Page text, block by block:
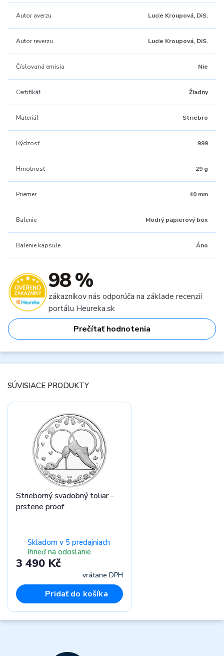
Autor averzu Lucie Kroupová, DiS.
Autor reverzu Lucie Kroupová, DiS.
Číslovaná emisia Nie
Certifikát Žiadny
Materiál Striebro
Rýdzosť 999
Hmotnosť 29 g
Priemer 40 mm
Balenie Modrý papierový box
Balenie kapsule Áno
98 %
zákazníkov nás odporúča na základe recenzií
portálu Heureka.sk
Prečítať hodnotenia
SÚVISIACE PRODUKTY
Strieborný svadobný toliar -
prstene proof
Skladom v 5 predajniach
Ihneď na odoslanie
3 490 Kč
vrátane DPH
Pridať do košíka